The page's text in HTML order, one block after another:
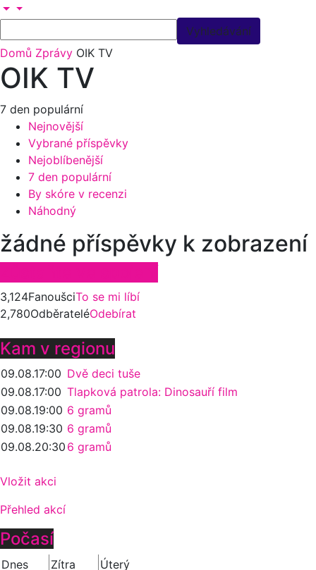
Domů Zprávy OIK TV
OIK TV
7 den populární
Nejnovější
Vybrané příspěvky
Nejoblíbenější
7 den populární
By skóre v recenzi
Náhodný
žádné příspěvky k zobrazení
3,124FanoušciTo se mi líbí
2,780OdběrateléOdebírat
Kam v regionu
09.08.17:00 Dvě deci tuše
09.08.17:00 Tlapková patrola: Dinosauří film
09.08.19:00 6 gramů
09.08.19:30 6 gramů
09.08.20:30 6 gramů
Vložit akci
Přehled akcí
Počasí
Dnes
Zítra
Úterý